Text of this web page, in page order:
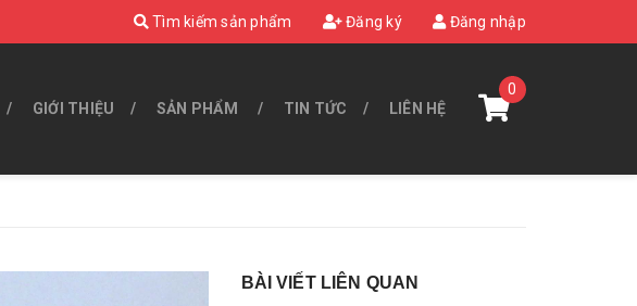
Tìm kiếm sản phẩm Đăng ký Đăng nhập
GIỚI THIỆU SẢN PHẨM TIN TỨC LIÊN HỆ
0
BÀI VIẾT LIÊN QUAN